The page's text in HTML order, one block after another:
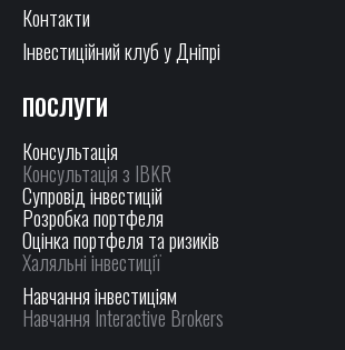
Контакти
Інвестиційний клуб у Дніпрі
ПОСЛУГИ
Консультація
Консультація з IBKR
Супровід інвестицій
Розробка портфеля
Оцінка портфеля та ризиків
Халяльні інвестиції
Навчання інвестиціям
Навчання Interactive Brokers